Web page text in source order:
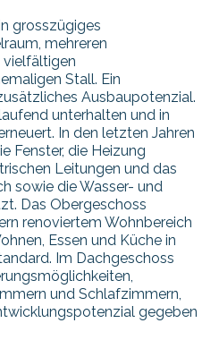
grosszügiges
mehreren
vielfältigen
Stall. Ein
Ausbaupotenzial.
unterhalten und in
In den letzten Jahren
Fenster, die Heizung
Leitungen und das
sowie die Wasser- und
Das Obergeschoss
renoviertem Wohnbereich
Essen und Küche in
Im Dachgeschoss
und Schlafzimmern,
gegeben